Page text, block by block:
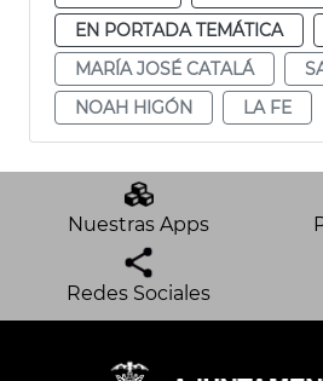
EN PORTADA TEMÁTICA
MARÍA JOSÉ CATALÁ
NOAH HIGÓN
LA FE
Nuestras Apps
Redes Sociales